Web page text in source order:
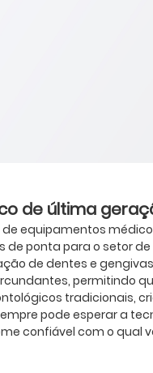
de última
equipamentos
ponta para o setor
de dentes e
permitindo
tradicionais,
pode esperar a
confiável com o